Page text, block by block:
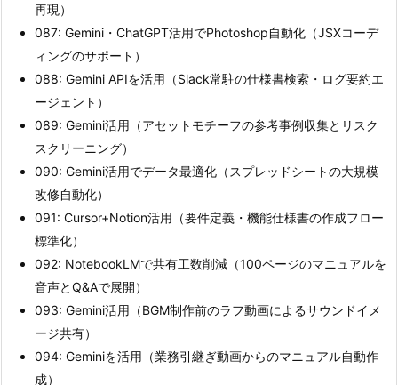
再現）
087: Gemini・ChatGPT活用でPhotoshop自動化（JSXコーデ
ィングのサポート）
088: Gemini APIを活用（Slack常駐の仕様書検索・ログ要約エ
ージェント）
089: Gemini活用（アセットモチーフの参考事例収集とリスク
スクリーニング）
090: Gemini活用でデータ最適化（スプレッドシートの大規模
改修自動化）
091: Cursor+Notion活用（要件定義・機能仕様書の作成フロー
標準化）
092: NotebookLMで共有工数削減（100ページのマニュアルを
音声とQ&Aで展開）
093: Gemini活用（BGM制作前のラフ動画によるサウンドイメ
ージ共有）
094: Geminiを活用（業務引継ぎ動画からのマニュアル自動作
成）